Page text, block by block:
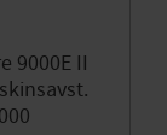
9000E II